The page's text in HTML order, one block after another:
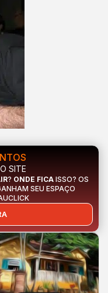
SITE
? ONDE FICAISSO? OS
SEU ESPAÇO